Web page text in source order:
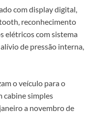
com display digital,
reconhecimento
elétricos com sistema
de pressão interna,
o veículo para o
cabine simples
a novembro de